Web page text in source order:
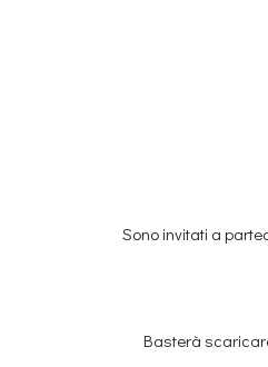
Sono invitati a
Basterà